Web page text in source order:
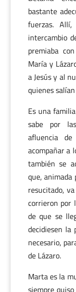
bastante
fuerzas.
intercambio
premiaba
María y
a Jesús y al
quienes
Es una
sabe por
afluencia
acompañar a
también se
que,
resucitado,
corrieron por
de que se
decidiesen la
necesario,
de Lázaro.
Marta es la
siempre